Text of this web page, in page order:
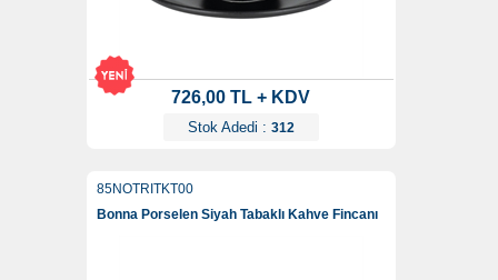
726,00 TL + KDV
Stok Adedi : 312
85NOTRITKT00
Bonna Porselen Siyah Tabaklı Kahve Fincanı